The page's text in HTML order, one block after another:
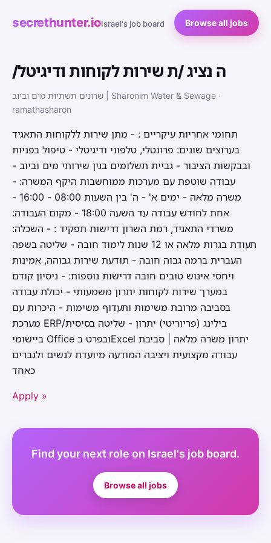
secrethunter.ioIsrael's job board Browse all jobs
/ה נציג /ת שירות לקוחות ודיגיטל
שרונים תשתיות מים וביוב | Sharonim Water & Sewage ·
ramathasharon
תחומי אחריות עיקריים : - מתן שירות ללקוחות התאגיד
בערוצים שונים: פרונטלי, טלפוני ודיגיטלי - טיפול בפניות
ובבקשות הציבור - גביית תשלומים בגין שירותי מים וביוב -
עבודה שוטפת עם מערכות ממוחשבות היקף המשרה: -
משרה מלאה - ימים א' - ה' בין השעות 08:00 - 16:00 -
אחת לחודש עבודה עד השעה 18:00 - מקום העבודה:
משרדי התאגיד, רמת השרון דרישות תפקיד : - השכלה:
תעודת בגרות מלאה או 12 שנות לימוד חובה - שליטה בשפה
העברית ברמה גבוה חובה - תודעת שירות גבוהה, אמינות
ויחסי אינוש טובים חובה דרישות נוספות: - ניסיון קודם
במערך שירות לקוחות יתרון משמעותי - יכולת עבודה
בסביבה מרובת משימות ותעדוף משימות - היכרות עם
מערכת ERP/בילינג (פריוריטי) יתרון - שליטה בסיסית
ביישומי Office ובפרט בExcel יתרון משרה מלאה | סביבת
עבודה מקצועית ויציבה המודעה מיועדת לנשים ולגברים
כאחד
Apply »
Find your next role on Israel's job board.
Browse all jobs